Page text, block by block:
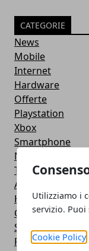
Utilizziamo i
servizio.
Cookie Policy
CATEGORIE
News
Mobile
Internet
Hardware
Offerte
Playstation
Xbox
Smartphone
Nintendo
Tablet
Applicazioni
Hot News
Console
Social Network
Recensioni